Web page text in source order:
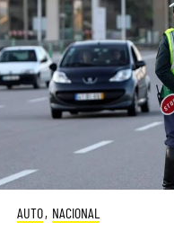
AUTO, NACIONAL